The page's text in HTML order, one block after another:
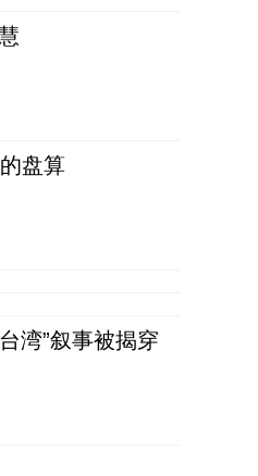
盘算
湾”叙事被揭穿